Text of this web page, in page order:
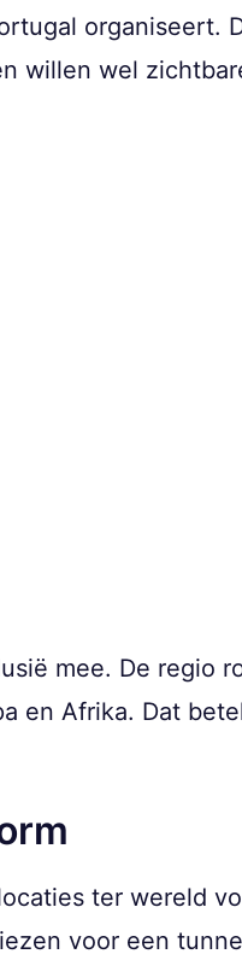
organiseert.
willen wel
mee. De regio
en Afrika. Dat
ter wereld
voor een